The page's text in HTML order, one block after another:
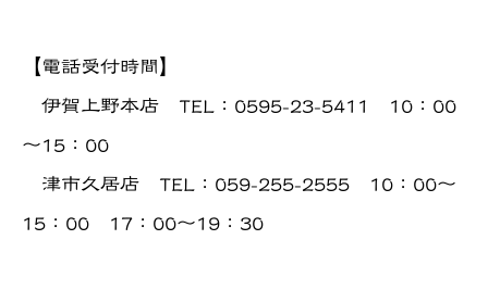
【電話受付時間】
伊賀上野本店 TEL：0595-23-5411 10：00
～15：00
津市久居店 TEL：059-255-2555 10：00～
15：00 17：00～19：30